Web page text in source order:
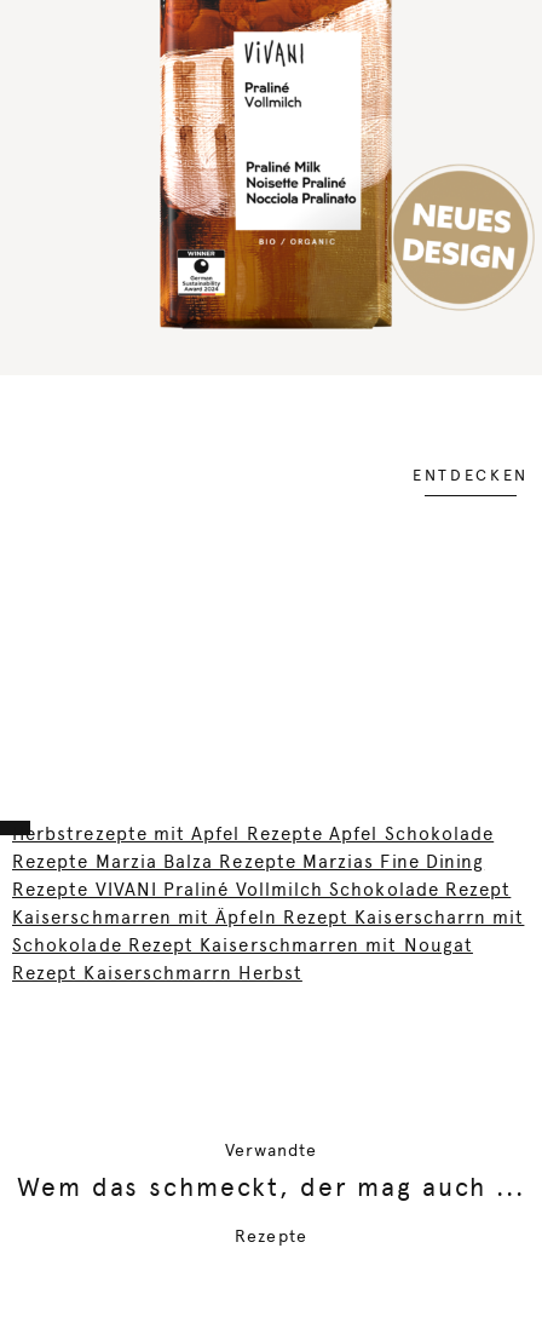
ENTDECKEN
Herbstrezepte mit Apfel Rezepte Apfel Schokolade
Rezepte Marzia Balza Rezepte Marzias Fine Dining
Rezepte VIVANI Praliné Vollmilch Schokolade Rezept
Kaiserschmarren mit Äpfeln Rezept Kaiserscharrn mit
Schokolade Rezept Kaiserschmarren mit Nougat
Rezept Kaiserschmarrn Herbst
Verwandte
Wem das schmeckt, der mag auch ...
Rezepte